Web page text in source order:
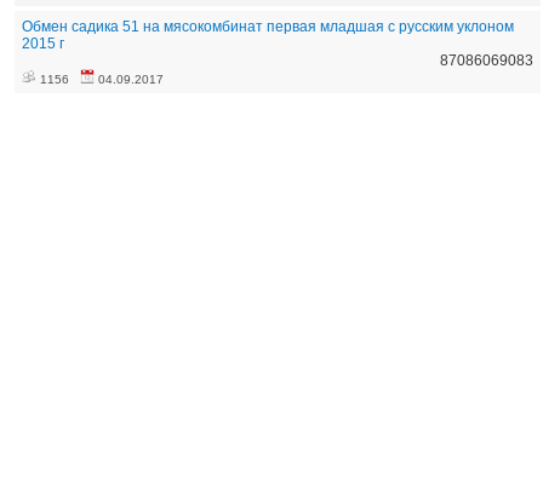
Обмен садика 51 на мясокомбинат первая младшая с русским уклоном
2015 г
87086069083
1156 04.09.2017